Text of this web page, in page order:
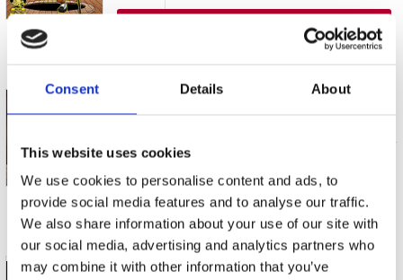
Consent Details About
This website uses cookies
We use cookies to personalise content and ads, to
provide social media features and to analyse our traffic.
We also share information about your use of our site with
our social media, advertising and analytics partners who
may combine it with other information that you’ve
Gemiddeld 28 werkdagen
SHIT HAPPENS -COLOURED-
LP (1)
Gemiddeld 28 werkdagen
BARNES, MARJORIE